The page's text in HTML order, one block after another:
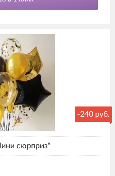
-240 руб.
сюрприз"